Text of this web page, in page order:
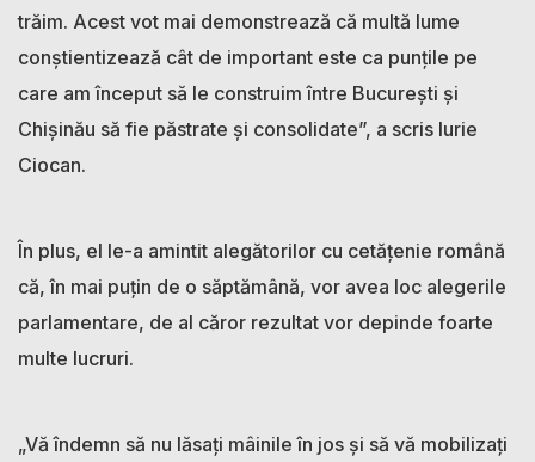
trăim. Acest vot mai demonstrează că multă lume
conștientizează cât de important este ca punțile pe
care am început să le construim între București și
Chișinău să fie păstrate și consolidate”, a scris Iurie
Ciocan.
În plus, el le-a amintit alegătorilor cu cetățenie română
că, în mai puțin de o săptămână, vor avea loc alegerile
parlamentare, de al căror rezultat vor depinde foarte
multe lucruri.
„Vă îndemn să nu lăsați mâinile în jos și să vă mobilizați